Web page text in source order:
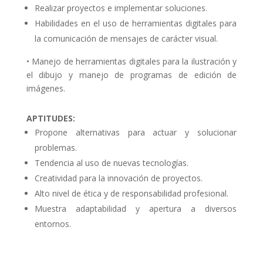
Realizar proyectos e implementar soluciones.
Habilidades en el uso de herramientas digitales para
la comunicación de mensajes de carácter visual.
• Manejo de herramientas digitales para la ilustración y
el dibujo y manejo de programas de edición de
imágenes.
APTITUDES:
Propone alternativas para actuar y solucionar
problemas.
Tendencia al uso de nuevas tecnologías.
Creatividad para la innovación de proyectos.
Alto nivel de ética y de responsabilidad profesional.
Muestra adaptabilidad y apertura a diversos
entornos.